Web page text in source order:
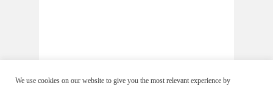
We use cookies on our website to give you the most relevant experience by